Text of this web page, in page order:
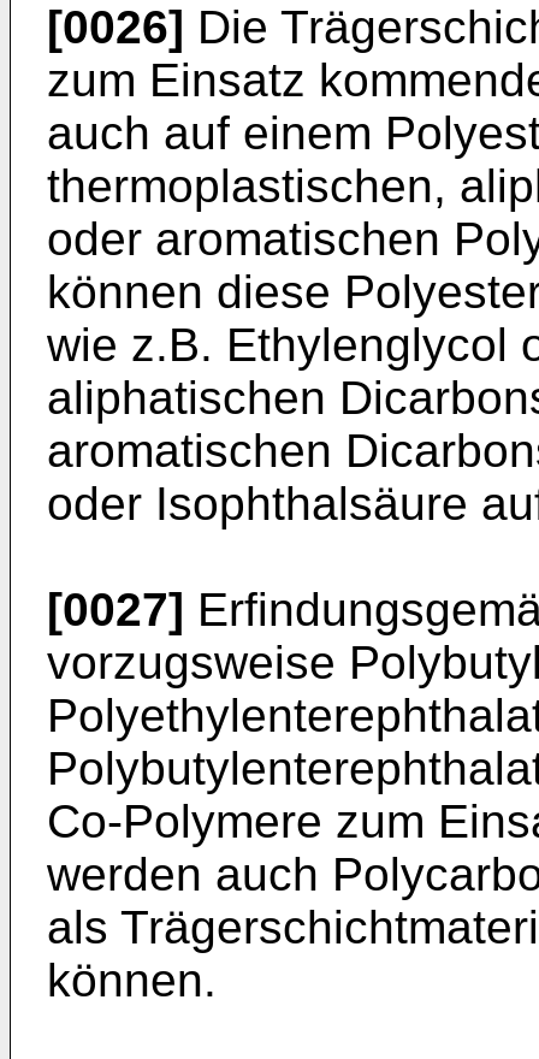
[0026] Die
zum Einsatz
auch auf einem
thermoplastischen,
oder aromatischen
können diese
wie z.B. Ethylenglycol
aliphatischen
aromatischen
oder Isophthalsäure
[0027]
vorzugsweise
Co-Polymere zum
werden auch
als
können.